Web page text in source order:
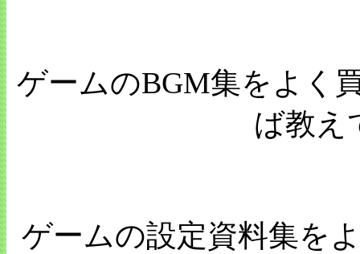
ゲームのBGM集をよく
ば教え
ゲームの設定資料集を